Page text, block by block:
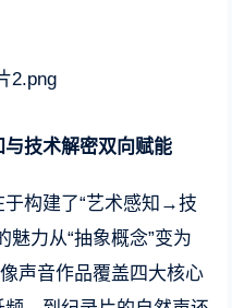
技术解密双向赋能
构建了“艺术感知→技
魅力从“抽象概念”变为
声音作品覆盖四大核心